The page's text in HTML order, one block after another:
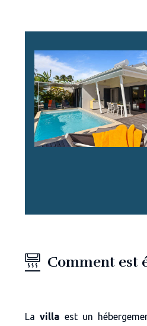
Comment est
Lavilla est un